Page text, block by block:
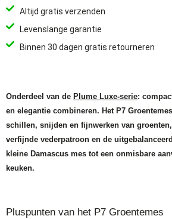
Altijd gratis verzenden
Levenslange garantie
Binnen 30 dagen gratis retourneren
Onderdeel van de Plume Luxe-serie:
en elegantie combineren. Het P7
schillen, snijden en fijnwerken van
verfijnde vederpatroon en de
kleine Damascus mes tot een onmisbare
keuken.
Pluspunten van het P7 Groentemes